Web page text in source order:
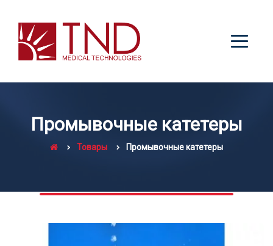
Промывочные катетеры
Товары Промывочные катетеры